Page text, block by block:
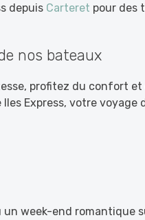
depuis Carteret pour des
nos bateaux
profitez du confort
Express, votre voyage
week-end romantique